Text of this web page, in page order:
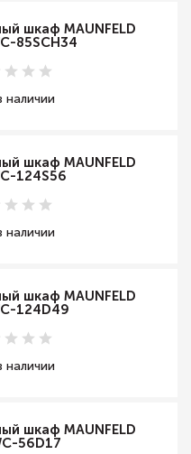
шкаф MAUNFELD
85SCH34
наличии
шкаф MAUNFELD
124S56
наличии
шкаф MAUNFELD
124D49
наличии
шкаф MAUNFELD
56D17